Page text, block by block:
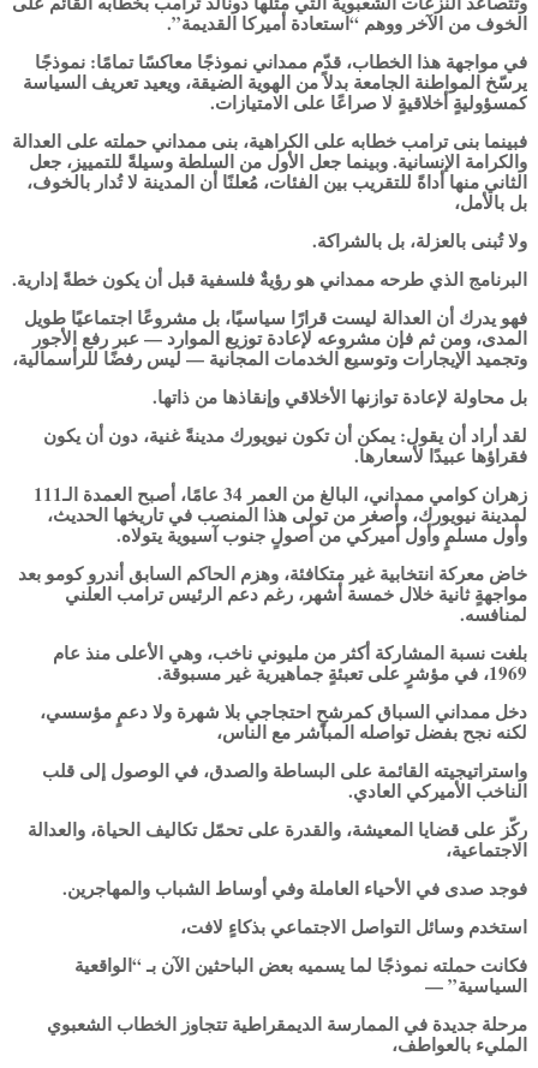
الخوف من الآخر ووهم “استعادة أميركا القديمة”.
في مواجهة هذا الخطاب، قدّم ممداني نموذجًا معاكسًا تمامًا: نموذجًا
يرسّخ المواطنة الجامعة بدلاً من الهوية الضيقة، ويعيد تعريف السياسة
كمسؤوليةٍ أخلاقيةٍ لا صراعًا على الامتيازات.
فبينما بنى ترامب خطابه على الكراهية، بنى ممداني حملته على العدالة
والكرامة الإنسانية. وبينما جعل الأول من السلطة وسيلةً للتمييز، جعل
الثاني منها أداةً للتقريب بين الفئات، مُعلنًا أن المدينة لا تُدار بالخوف،
بل بالأمل،
ولا تُبنى بالعزلة، بل بالشراكة.
البرنامج الذي طرحه ممداني هو رؤيةٌ فلسفية قبل أن يكون خطةً إدارية.
فهو يدرك أن العدالة ليست قرارًا سياسيًا، بل مشروعًا اجتماعيًا طويل
المدى، ومن ثم فإن مشروعه لإعادة توزيع الموارد — عبر رفع الأجور
وتجميد الإيجارات وتوسيع الخدمات المجانية — ليس رفضًا للرأسمالية،
بل محاولة لإعادة توازنها الأخلاقي وإنقاذها من ذاتها.
لقد أراد أن يقول: يمكن أن تكون نيويورك مدينةً غنية، دون أن يكون
فقراؤها عبيدًا لأسعارها.
زهران كوامي ممداني، البالغ من العمر 34 عامًا، أصبح العمدة الـ111
لمدينة نيويورك، وأصغر من تولى هذا المنصب في تاريخها الحديث،
وأول مسلمٍ وأول أميركي من أصولٍ جنوب آسيوية يتولاه.
خاض معركة انتخابية غير متكافئة، وهزم الحاكم السابق أندرو كومو بعد
مواجهةٍ ثانية خلال خمسة أشهر، رغم دعم الرئيس ترامب العلني
لمنافسه.
بلغت نسبة المشاركة أكثر من مليوني ناخب، وهي الأعلى منذ عام
1969، في مؤشرٍ على تعبئةٍ جماهيرية غير مسبوقة.
دخل ممداني السباق كمرشحٍ احتجاجي بلا شهرة ولا دعمٍ مؤسسي،
لكنه نجح بفضل تواصله المباشر مع الناس،
واستراتيجيته القائمة على البساطة والصدق، في الوصول إلى قلب
الناخب الأميركي العادي.
ركّز على قضايا المعيشة، والقدرة على تحمّل تكاليف الحياة، والعدالة
الاجتماعية،
فوجد صدى في الأحياء العاملة وفي أوساط الشباب والمهاجرين.
استخدم وسائل التواصل الاجتماعي بذكاءٍ لافت،
فكانت حملته نموذجًا لما يسميه بعض الباحثين الآن بـ “الواقعية
السياسية” —
مرحلة جديدة في الممارسة الديمقراطية تتجاوز الخطاب الشعبوي
المليء بالعواطف،